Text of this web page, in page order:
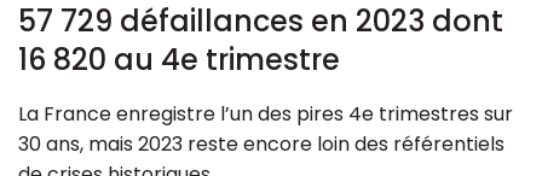
57 729 défaillances en 2023 dont
16 820 au 4e trimestre
La France enregistre l’un des pires 4e trimestres sur
30 ans, mais 2023 reste encore loin des référentiels